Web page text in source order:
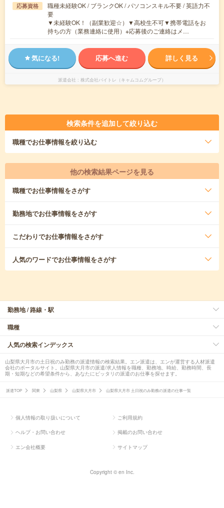
応募資格
職種未経験OK / ブランクOK / パソコンスキル不要 / 英語力不
要
▼未経験OK！（副業歓迎☆）▼高校生不可▼携帯電話をお
持ちの方（業務連絡に使用）※応募後のご連絡はメ…
気になる! 応募へ進む 詳しく見る
派遣会社 株式会社バイトレ（キャムコムグループ）
検索条件を追加して絞り込む
職種でお仕事情報を絞り込む
他の検索結果ページを見る
職種でお仕事情報をさがす
勤務地でお仕事情報をさがす
こだわりでお仕事情報をさがす
人気のワードでお仕事情報をさがす
勤務地 / 路線・駅
職種
人気の検索インデックス
山梨県大月市の土日祝のみ勤務の派遣情報の検索結果。エン派遣は、エンが運営する人材派遣
会社のポータルサイト。山梨県大月市の派遣/求人情報を職種、勤務地、時給、勤務時間、長
期・短期などの希望条件から、あなたにピッタリの派遣のお仕事を探せます。
派遣TOP 関東 山梨県 山梨県大月市 山梨県大月市 土日祝のみ勤務の派遣の仕事一覧
個人情報の取り扱いについて ご利用規約
ヘルプ・お問い合わせ 掲載のお問い合わせ
エン会社概要 サイトマップ
Copyright © en Inc.